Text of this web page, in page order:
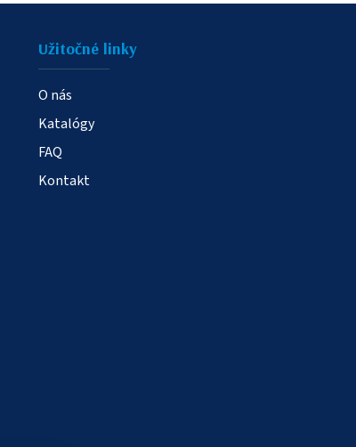
Užitočné linky
O nás
Katalógy
FAQ
Kontakt